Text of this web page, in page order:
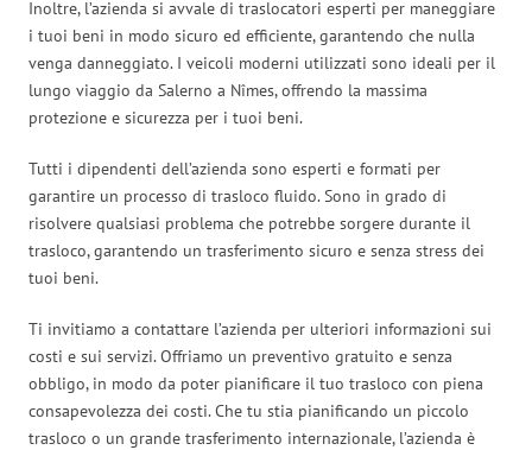
Inoltre, l’azienda si avvale di traslocatori esperti per maneggiare
i tuoi beni in modo sicuro ed efficiente, garantendo che nulla
venga danneggiato. I veicoli moderni utilizzati sono ideali per il
lungo viaggio da Salerno a Nîmes, offrendo la massima
protezione e sicurezza per i tuoi beni.
Tutti i dipendenti dell’azienda sono esperti e formati per
garantire un processo di trasloco fluido. Sono in grado di
risolvere qualsiasi problema che potrebbe sorgere durante il
trasloco, garantendo un trasferimento sicuro e senza stress dei
tuoi beni.
Ti invitiamo a contattare l’azienda per ulteriori informazioni sui
costi e sui servizi. Offriamo un preventivo gratuito e senza
obbligo, in modo da poter pianificare il tuo trasloco con piena
consapevolezza dei costi. Che tu stia pianificando un piccolo
trasloco o un grande trasferimento internazionale, l’azienda è